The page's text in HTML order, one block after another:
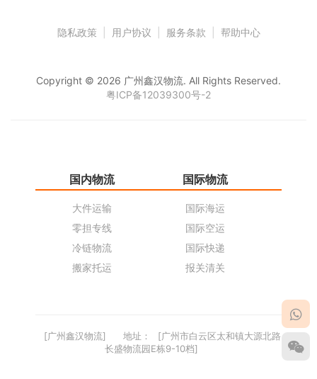
隐私政策 用户协议 服务条款 帮助中心
Copyright © 2026 广州鑫汉物流. All Rights Reserved.
粤ICP备12039300号-2
国内物流
大件运输
零担专线
冷链物流
搬家托运
国际物流
国际海运
国际空运
国际快递
报关清关
[广州鑫汉物流] 地址：
[广州市白云区太和镇大源北路
长盛物流园E栋9-10档]